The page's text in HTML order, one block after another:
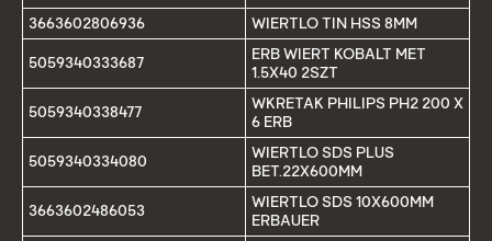
3663602806936
WIERTLO TIN HSS 8MM
5059340333687
ERB WIERT KOBALT MET
1.5X40 2SZT
5059340338477
WKRETAK PHILIPS PH2 200 X
6 ERB
5059340334080
WIERTLO SDS PLUS
BET.22X600MM
3663602486053
WIERTLO SDS 10X600MM
ERBAUER